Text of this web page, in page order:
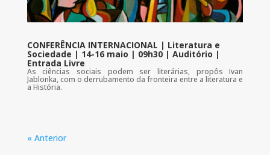
CONFERÊNCIA INTERNACIONAL | Literatura e
Sociedade | 14-16 maio | 09h30 | Auditório |
Entrada Livre
As ciências sociais podem ser literárias, propôs Ivan
Jablonka, com o derrubamento da fronteira entre a literatura e
a História.
« Anterior